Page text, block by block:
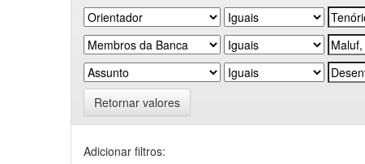
Retornar valores
Adicionar filtros: